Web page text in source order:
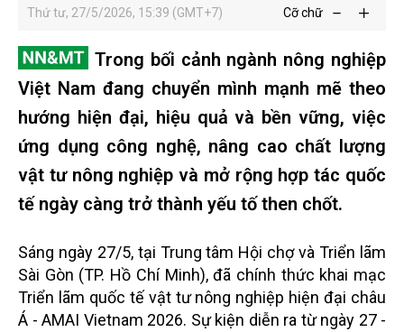
Thứ tư, 27/5/2026, 15:39 (GMT+7) Cỡ chữ
Trong bối cảnh ngành nông nghiệp
Việt Nam đang chuyển mình mạnh mẽ theo
hướng hiện đại, hiệu quả và bền vững, việc
ứng dụng công nghệ, nâng cao chất lượng
vật tư nông nghiệp và mở rộng hợp tác quốc
tế ngày càng trở thành yếu tố then chốt.
Sáng ngày 27/5, tại Trung tâm Hội chợ và Triển lãm
Sài Gòn (TP. Hồ Chí Minh), đã chính thức khai mạc
Triển lãm quốc tế vật tư nông nghiệp hiện đại châu
Á - AMAI Vietnam 2026. Sự kiện diễn ra từ ngày 27 -